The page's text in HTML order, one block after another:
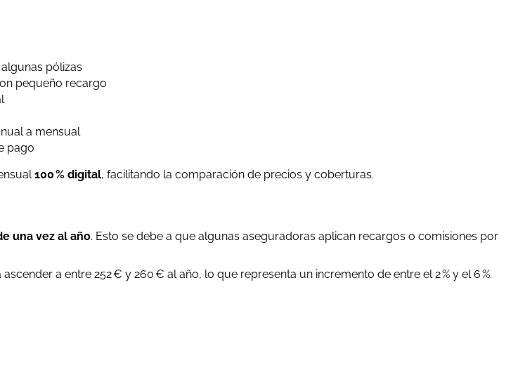
pólizas
pequeño recargo
a mensual
pago
100 % digital, facilitando la comparación de precios y coberturas.
una vez al año. Esto se debe a que algunas aseguradoras aplican recargos o comisiones por
a entre 252 € y 260 € al año, lo que representa un incremento de entre el 2 % y el 6 %.